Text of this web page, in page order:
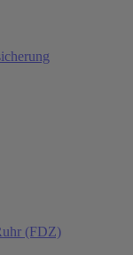
(FDZ)